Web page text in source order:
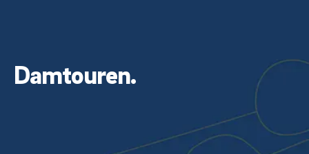
Damtouren.